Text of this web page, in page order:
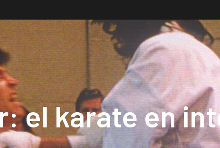
el karate en